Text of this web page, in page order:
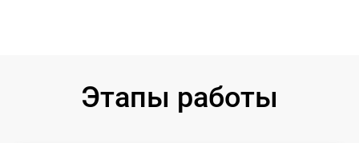
Этапы работы